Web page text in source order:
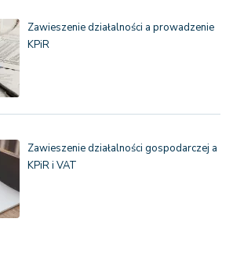
Zawieszenie działalności a prowadzenie
KPiR
Zawieszenie działalności gospodarczej a
KPiR i VAT